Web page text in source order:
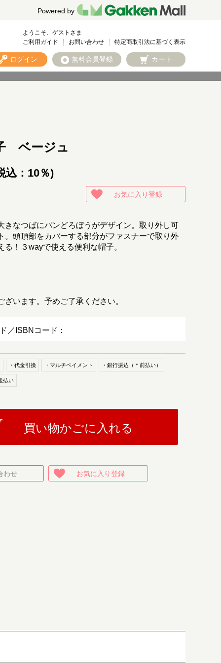
Powered by
ようこそ、ゲストさま
ご利用ガイド
お問い合わせ 特定商取引法に基づく表示
ログイン 無料会員登録 カート
ベージュ
込：10％)
お気に入り登録
きなつばにパンどろぼうがデザイン。取り外し可
。頭頂部をカバーする部分がファスナーで取り外
！３wayで使える便利な帽子。
います。予めご了承ください。
／ISBNコード：
・代金引換 ・マルチペイメント ・銀行振込（＊前払い）
払い
買い物かごに入れる
わせ お気に入り登録